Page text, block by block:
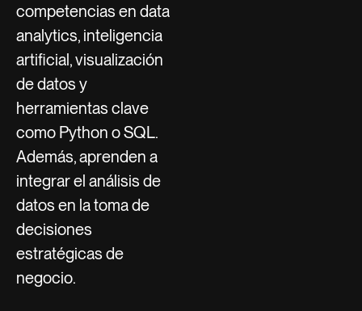
competencias en data
analytics, inteligencia
artificial, visualización
de datos y
herramientas clave
como Python o SQL.
Además, aprenden a
integrar el análisis de
datos en la toma de
decisiones
estratégicas de
negocio.